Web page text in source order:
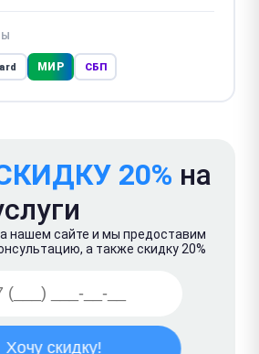
МИР СБП
20% на
нашем сайте и мы предоставим
а также скидку 20%